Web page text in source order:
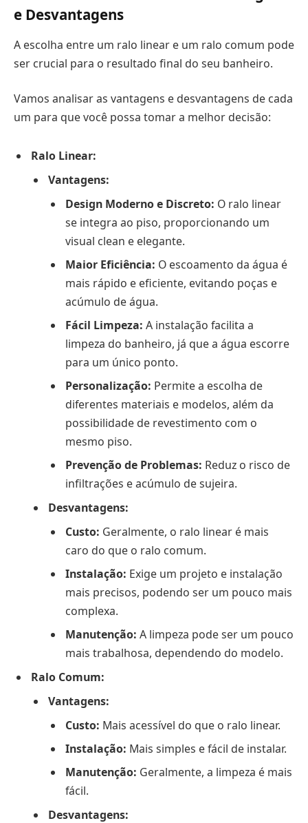
e Desvantagens
A escolha entre um ralo linear e um ralo comum pode
ser crucial para o resultado final do seu banheiro.
Vamos analisar as vantagens e desvantagens de cada
um para que você possa tomar a melhor decisão:
Ralo Linear:
Vantagens:
Design Moderno e Discreto: O ralo linear
se integra ao piso, proporcionando um
visual clean e elegante.
Maior Eficiência: O escoamento da água é
mais rápido e eficiente, evitando poças e
acúmulo de água.
Fácil Limpeza: A instalação facilita a
limpeza do banheiro, já que a água escorre
para um único ponto.
Personalização: Permite a escolha de
diferentes materiais e modelos, além da
possibilidade de revestimento com o
mesmo piso.
Prevenção de Problemas: Reduz o risco de
infiltrações e acúmulo de sujeira.
Desvantagens:
Custo: Geralmente, o ralo linear é mais
caro do que o ralo comum.
Instalação: Exige um projeto e instalação
mais precisos, podendo ser um pouco mais
complexa.
Manutenção: A limpeza pode ser um pouco
mais trabalhosa, dependendo do modelo.
Ralo Comum:
Vantagens:
Custo: Mais acessível do que o ralo linear.
Instalação: Mais simples e fácil de instalar.
Manutenção: Geralmente, a limpeza é mais
fácil.
Desvantagens: